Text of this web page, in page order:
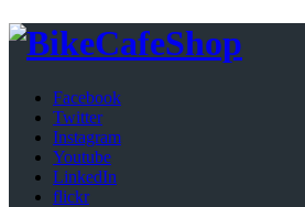
Facebook
Twitter
Instagram
Youtube
LinkedIn
flickr